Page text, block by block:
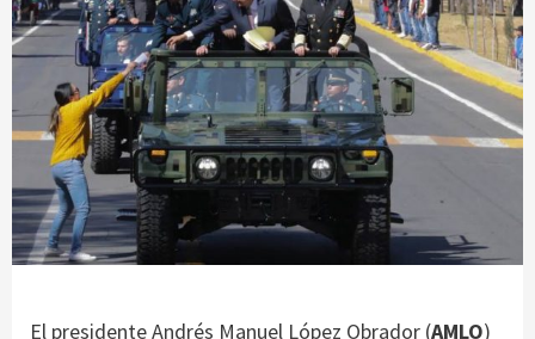
El presidente Andrés Manuel López Obrador (AMLO)